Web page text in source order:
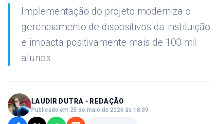
Implementação do projeto moderniza o
gerenciamento de dispositivos da instituição
e impacta positivamente mais de 100 mil
alunos
LAUDIR DUTRA - REDAÇÃO
Publicado em 25 de maio de 2026 às 18:39